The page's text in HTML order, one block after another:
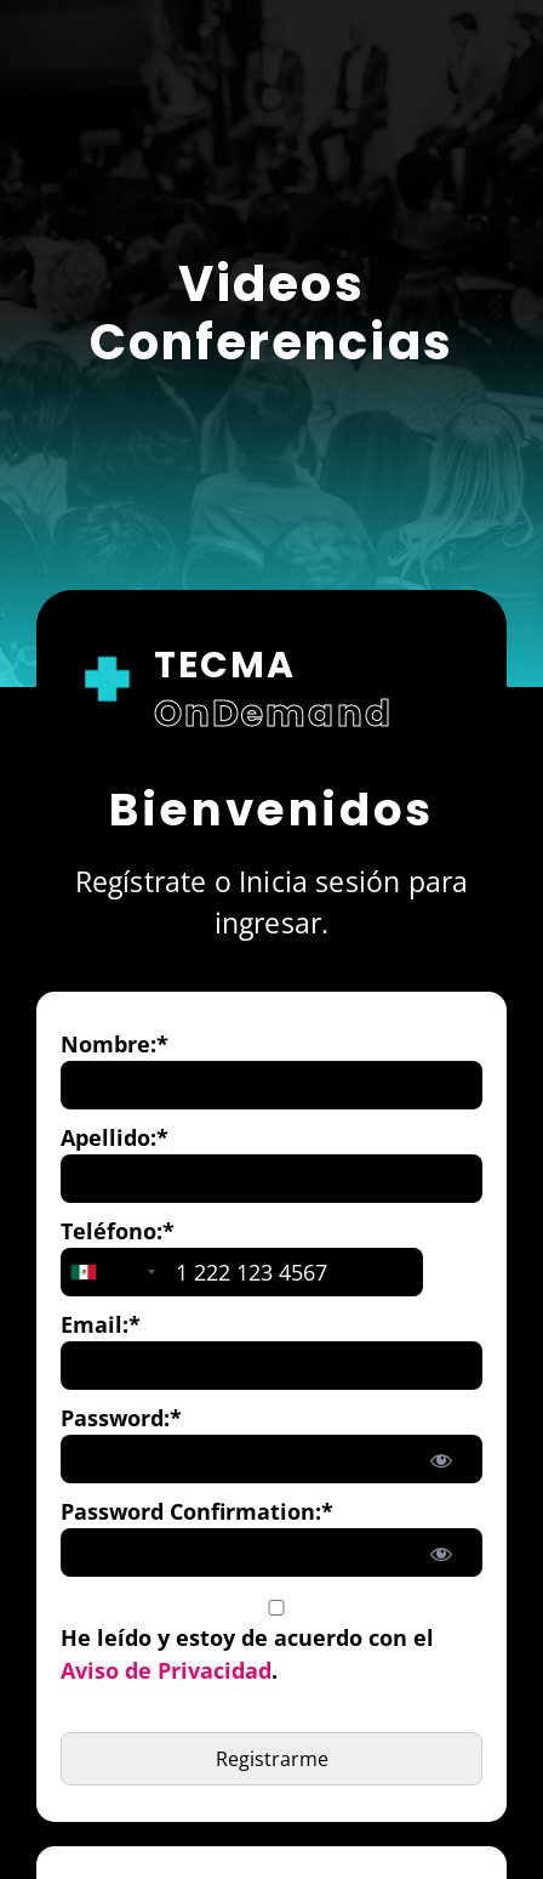
Videos
Conferencias
TECMA
OnDemand
Bienvenidos
Regístrate o Inicia sesión para
ingresar.
Nombre:*
Apellido:*
Teléfono:*
Email:*
Password:*
Password Confirmation:*
He leído y estoy de acuerdo con el
Aviso de Privacidad.
No val